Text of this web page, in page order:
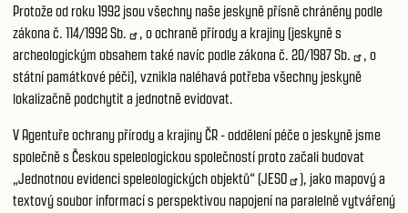
Protože od roku 1992 jsou všechny naše jeskyně přísně chráněny podle
zákona č. 114/1992 Sb.
, o ochraně přírody a krajiny (jeskyně s
archeologickým obsahem také navíc podle zákona č. 20/1987 Sb.
, o
státní památkové péči), vznikla naléhavá potřeba všechny jeskyně
lokalizačně podchytit a jednotně evidovat.
V Agentuře ochrany přírody a krajiny ČR - oddělení péče o jeskyně jsme
společně s Českou speleologickou společností proto začali budovat
„Jednotnou evidenci speleologických objektů“ (JESO
), jako mapový a
textový soubor informací s perspektivou napojení na paralelně vytvářený